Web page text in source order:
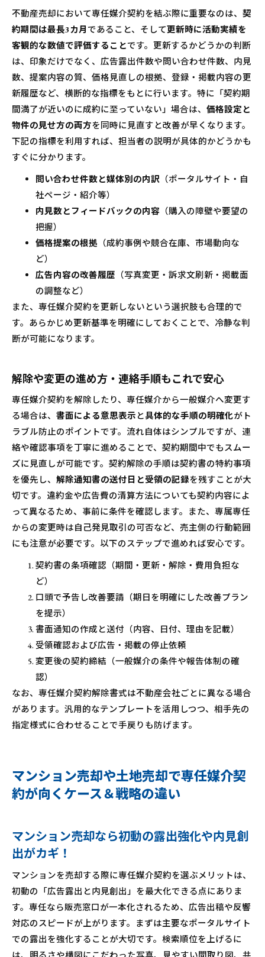
不動産売却において専任媒介契約を結ぶ際に重要なのは、 契
約期間は最長3カ月 であること、そして更新時に活動実績を
客観的な数値で評価することです。更新するかどうかの判断
は、印象だけでなく、広告露出件数や問い合わせ件数、内見
数、提案内容の質、価格見直しの根拠、登録・掲載内容の更
新履歴など、横断的な指標をもとに行います。特に「契約期
間満了が近いのに成約に至っていない」場合は、 価格設定と
物件の見せ方の両方を同時に見直すと改善が早くなります。
下記の指標を利用すれば、担当者の説明が具体的かどうかも
すぐに分かります。
問い合わせ件数と媒体別の内訳 （ポータルサイト・自
社ページ・紹介等）
内見数とフィードバックの内容 （購入の障壁や要望の
把握）
価格提案の根拠 （成約事例や競合在庫、市場動向な
ど）
広告内容の改善履歴 （写真変更・訴求文刷新・掲載面
の調整など）
また、専任媒介契約を更新しないという選択肢も合理的で
す。あらかじめ更新基準を明確にしておくことで、冷静な判
断が可能になります。
解除や変更の進め方・連絡手順もこれで安心
専任媒介契約を解除したり、専任媒介から一般媒介へ変更す
る場合は、 書面による意思表示 と具体的な手順の明確化がト
ラブル防止のポイントです。流れ自体はシンプルですが、連
絡や確認事項を丁寧に進めることで、契約期間中でもスムー
ズに見直しが可能です。契約解除の手順は契約書の特約事項
を優先し、 解除通知書の送付日と受領の記録を残すことが大
切です。違約金や広告費の清算方法についても契約内容によ
って異なるため、事前に条件を確認します。また、専属専任
からの変更時は自己発見取引の可否など、売主側の行動範囲
にも注意が必要です。以下のステップで進めれば安心です。
契約書の条項確認（期間・更新・解除・費用負担な
ど）
口頭で予告し改善要請（期日を明確にした改善プラン
を提示）
書面通知の作成と送付（内容、日付、理由を記載）
受領確認および広告・掲載の停止依頼
変更後の契約締結（一般媒介の条件や報告体制の確
認）
なお、専任媒介契約解除書式は不動産会社ごとに異なる場合
があります。汎用的なテンプレートを活用しつつ、相手先の
指定様式に合わせることで手戻りも防げます。
マンション売却や土地売却で専任媒介契
約が向くケース＆戦略の違い
マンション売却なら初動の露出強化や内見創
出がカギ！
マンションを売却する際に専任媒介契約を選ぶメリットは、
初動の「広告露出と内見創出」を最大化できる点にありま
す。専任なら販売窓口が一本化されるため、広告出稿や反響
対応のスピードが上がります。まずは主要なポータルサイト
での露出を強化することが大切です。検索順位を上げるに